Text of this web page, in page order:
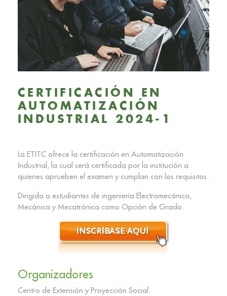
CERTIFICACIÓN EN
AUTOMATIZACIÓN
INDUSTRIAL 2024-1
La ETITC ofrece la certificación en Automatización
Industrial, la cual será certificada por la institución a
quienes aprueben el examen y cumplan con los requisitos.
Dirigida a estudiantes de ingeniería Electromecánica,
Mecánica y Mecatrónica como Opción de Grado.
Organizadores
Centro de Extensión y Proyección Social.